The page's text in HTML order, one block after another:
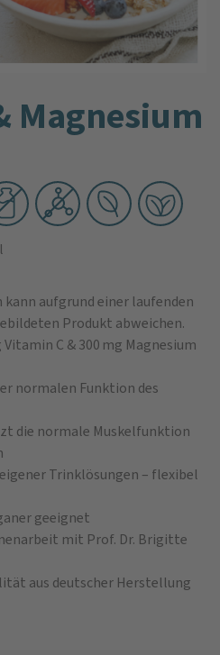
Magnesium
kann aufgrund einer laufenden
Produkt abweichen.
C & 300 mg Magnesium
normalen Funktion des
die normale Muskelfunktion
Trinklösungen – flexibel
geeignet
mit Prof. Dr. Brigitte
aus deutscher Herstellung